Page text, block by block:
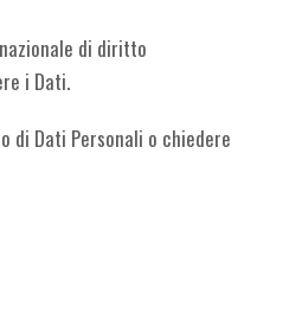
di diritto
i Dati.
di Dati Personali o chiedere